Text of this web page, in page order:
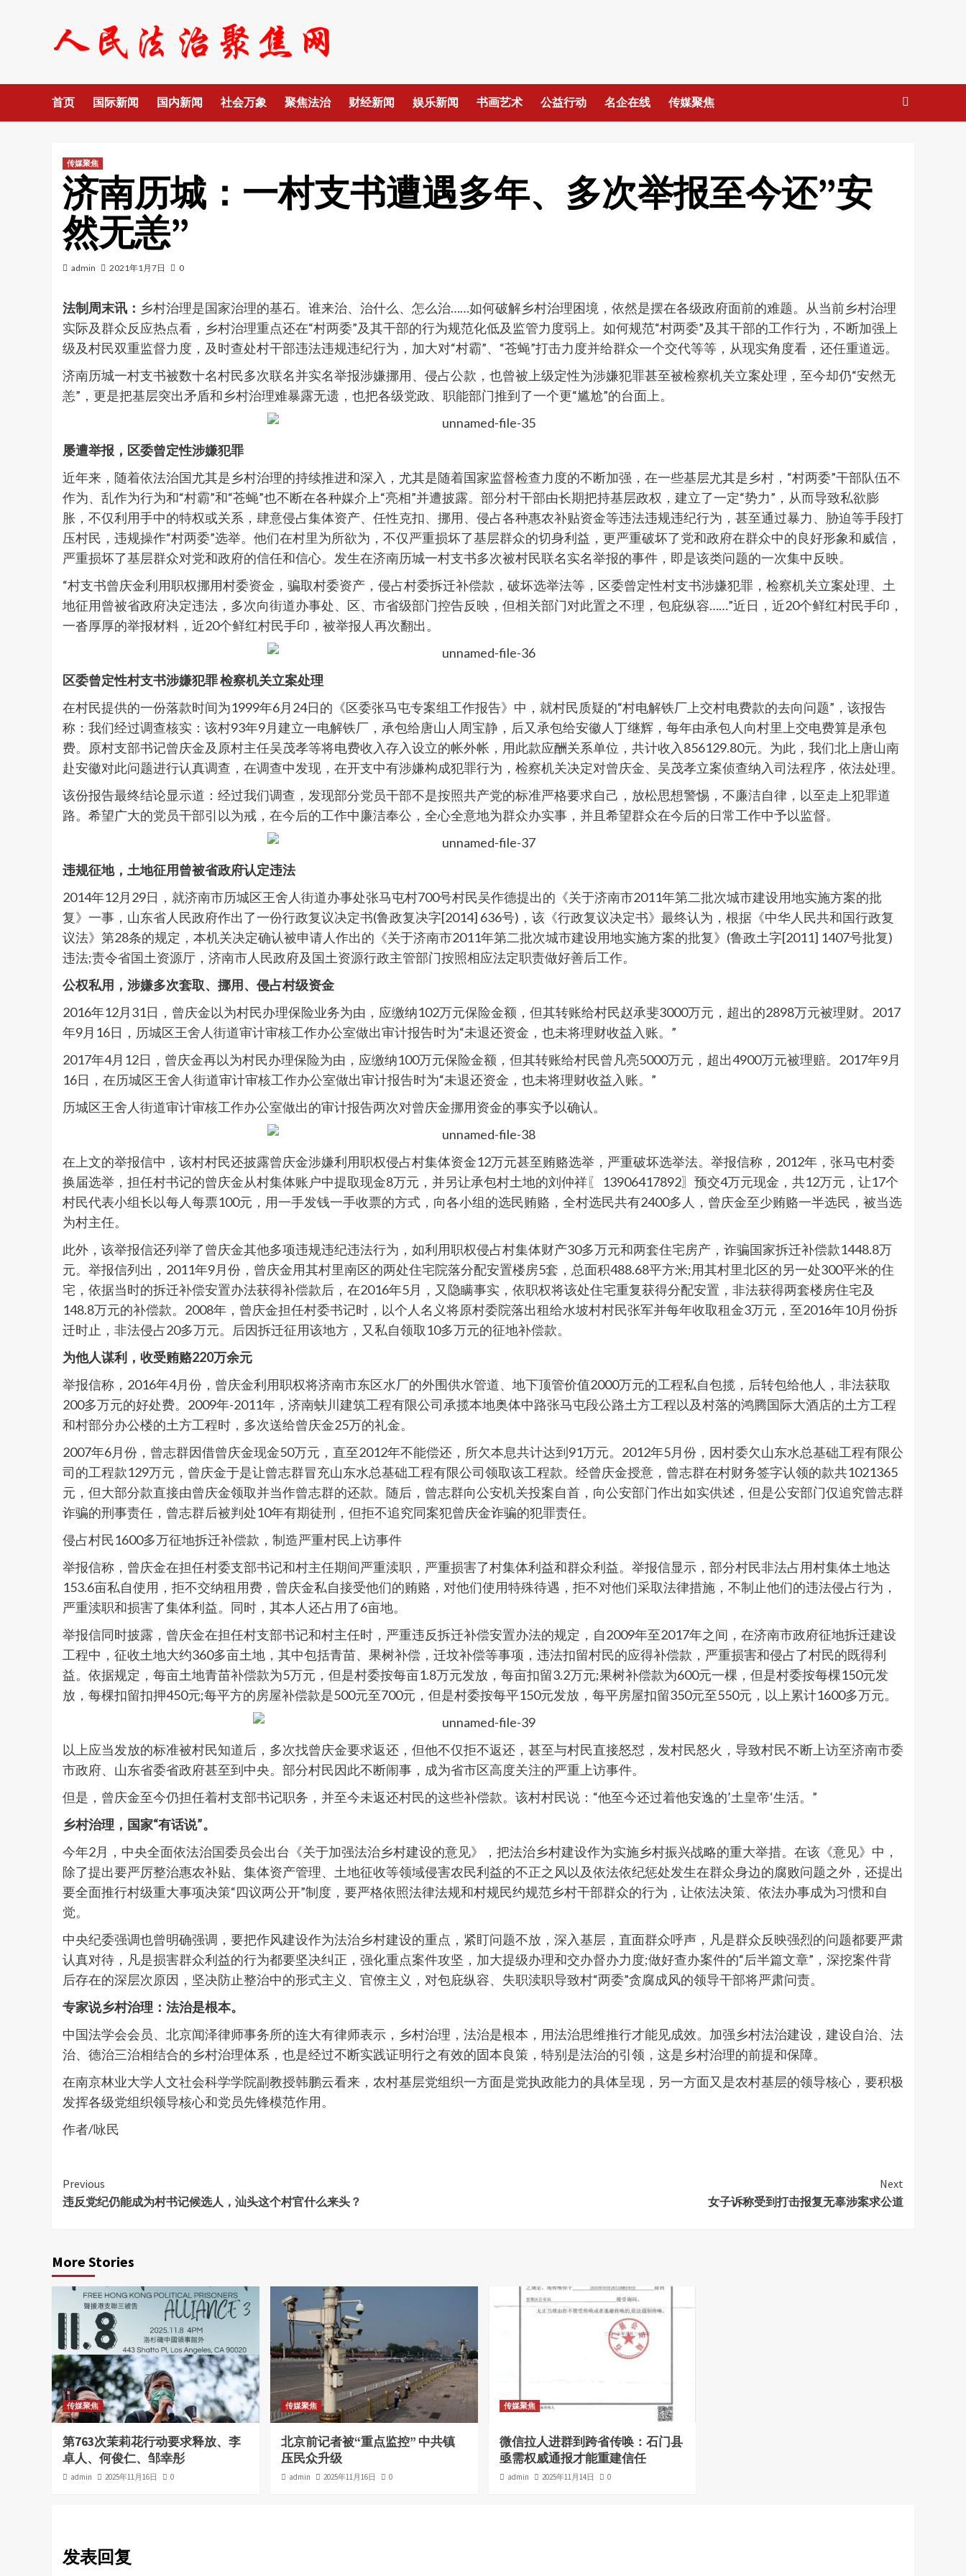
首页 国际新闻 国内新闻 社会万象 聚焦法治 财经新闻 娱乐新闻 书画艺术 公益行动 名企在线 传媒聚焦
传媒聚焦
济南历城：一村支书遭遇多年、多次举报至今还”安
然无恙”
admin 2021年1月7日 0
法制周末讯： 乡村治理是国家治理的基石。谁来治、治什么、怎么治……如何破解乡村治理困境，依然是摆在各级政府面前的难题。从当前乡村治理
实际及群众反应热点看，乡村治理重点还在“村两委”及其干部的行为规范化低及监管力度弱上。如何规范“村两委”及其干部的工作行为，不断加强上
级及村民双重监督力度，及时查处村干部违法违规违纪行为，加大对“村霸”、“苍蝇”打击力度并给群众一个交代等等，从现实角度看，还任重道远。
济南历城一村支书被数十名村民多次联名并实名举报涉嫌挪用、侵占公款，也曾被上级定性为涉嫌犯罪甚至被检察机关立案处理，至今却仍“安然无
恙”，更是把基层突出矛盾和乡村治理难暴露无遗，也把各级党政、职能部门推到了一个更“尴尬”的台面上。
屡遭举报，区委曾定性涉嫌犯罪
近年来，随着依法治国尤其是乡村治理的持续推进和深入，尤其是随着国家监督检查力度的不断加强，在一些基层尤其是乡村，“村两委”干部队伍不
作为、乱作为行为和“村霸”和“苍蝇”也不断在各种媒介上“亮相”并遭披露。部分村干部由长期把持基层政权，建立了一定“势力”，从而导致私欲膨
胀，不仅利用手中的特权或关系，肆意侵占集体资产、任性克扣、挪用、侵占各种惠农补贴资金等违法违规违纪行为，甚至通过暴力、胁迫等手段打
压村民，违规操作“村两委”选举。他们在村里为所欲为，不仅严重损坏了基层群众的切身利益，更严重破坏了党和政府在群众中的良好形象和威信，
严重损坏了基层群众对党和政府的信任和信心。发生在济南历城一村支书多次被村民联名实名举报的事件，即是该类问题的一次集中反映。
“村支书曾庆金利用职权挪用村委资金，骗取村委资产，侵占村委拆迁补偿款，破坏选举法等，区委曾定性村支书涉嫌犯罪，检察机关立案处理、土
地征用曾被省政府决定违法，多次向街道办事处、区、市省级部门控告反映，但相关部门对此置之不理，包庇纵容……”近日，近20个鲜红村民手印，
一沓厚厚的举报材料，近20个鲜红村民手印，被举报人再次翻出。
区委曾定性村支书涉嫌犯罪 检察机关立案处理
在村民提供的一份落款时间为1999年6月24日的《区委张马屯专案组工作报告》中，就村民质疑的“村电解铁厂上交村电费款的去向问题”，该报告
称：我们经过调查核实：该村93年9月建立一电解铁厂，承包给唐山人周宝静，后又承包给安徽人丁继辉，每年由承包人向村里上交电费算是承包
费。原村支部书记曾庆金及原村主任吴茂孝等将电费收入存入设立的帐外帐，用此款应酬关系单位，共计收入856129.80元。为此，我们北上唐山南
赴安徽对此问题进行认真调查，在调查中发现，在开支中有涉嫌构成犯罪行为，检察机关决定对曾庆金、吴茂孝立案侦查纳入司法程序，依法处理。
该份报告最终结论显示道：经过我们调查，发现部分党员干部不是按照共产党的标准严格要求自己，放松思想警惕，不廉洁自律，以至走上犯罪道
路。希望广大的党员干部引以为戒，在今后的工作中廉洁奉公，全心全意地为群众办实事，并且希望群众在今后的日常工作中予以监督。
违规征地，土地征用曾被省政府认定违法
2014年12月29日，就济南市历城区王舍人街道办事处张马屯村700号村民吴作德提出的《关于济南市2011年第二批次城市建设用地实施方案的批
复》一事，山东省人民政府作出了一份行政复议决定书(鲁政复决字[2014] 636号)，该《行政复议决定书》最终认为，根据《中华人民共和国行政复
议法》第28条的规定，本机关决定确认被申请人作出的《关于济南市2011年第二批次城市建设用地实施方案的批复》(鲁政土字[2011] 1407号批复)
违法;责令省国土资源厅，济南市人民政府及国土资源行政主管部门按照相应法定职责做好善后工作。
公权私用，涉嫌多次套取、挪用、侵占村级资金
2016年12月31日，曾庆金以为村民办理保险业务为由，应缴纳102万元保险金额，但其转账给村民赵承斐3000万元，超出的2898万元被理财。2017
年9月16日，历城区王舍人街道审计审核工作办公室做出审计报告时为“未退还资金，也未将理财收益入账。”
2017年4月12日，曾庆金再以为村民办理保险为由，应缴纳100万元保险金额，但其转账给村民曾凡亮5000万元，超出4900万元被理赔。2017年9月
16日，在历城区王舍人街道审计审核工作办公室做出审计报告时为“未退还资金，也未将理财收益入账。”
历城区王舍人街道审计审核工作办公室做出的审计报告两次对曾庆金挪用资金的事实予以确认。
在上文的举报信中，该村村民还披露曾庆金涉嫌利用职权侵占村集体资金12万元甚至贿赂选举，严重破坏选举法。举报信称，2012年，张马屯村委
换届选举，担任村书记的曾庆金从村集体账户中提取现金8万元，并另让承包村土地的刘仲祥〖 13906417892〗预交4万元现金，共12万元，让17个
村民代表小组长以每人每票100元，用一手发钱一手收票的方式，向各小组的选民贿赂，全村选民共有2400多人，曾庆金至少贿赂一半选民，被当选
为村主任。
此外，该举报信还列举了曾庆金其他多项违规违纪违法行为，如利用职权侵占村集体财产30多万元和两套住宅房产，诈骗国家拆迁补偿款1448.8万
元。举报信列出，2011年9月份，曾庆金用其村里南区的两处住宅院落分配安置楼房5套，总面积488.68平方米;用其村里北区的另一处300平米的住
宅，依据当时的拆迁补偿安置办法获得补偿款后，在2016年5月，又隐瞒事实，依职权将该处住宅重复获得分配安置，非法获得两套楼房住宅及
148.8万元的补偿款。2008年，曾庆金担任村委书记时，以个人名义将原村委院落出租给水坡村村民张军并每年收取租金3万元，至2016年10月份拆
迁时止，非法侵占20多万元。后因拆迁征用该地方，又私自领取10多万元的征地补偿款。
为他人谋利，收受贿赂220万余元
举报信称，2016年4月份，曾庆金利用职权将济南市东区水厂的外围供水管道、地下顶管价值2000万元的工程私自包揽，后转包给他人，非法获取
200多万元的好处费。2009年-2011年，济南蚨川建筑工程有限公司承揽本地奥体中路张马屯段公路土方工程以及村落的鸿腾国际大酒店的土方工程
和村部分办公楼的土方工程时，多次送给曾庆金25万的礼金。
2007年6月份，曾志群因借曾庆金现金50万元，直至2012年不能偿还，所欠本息共计达到91万元。2012年5月份，因村委欠山东水总基础工程有限公
司的工程款129万元，曾庆金于是让曾志群冒充山东水总基础工程有限公司领取该工程款。经曾庆金授意，曾志群在村财务签字认领的款共1021365
元，但大部分款直接由曾庆金领取并当作曾志群的还款。随后，曾志群向公安机关投案自首，向公安部门作出如实供述，但是公安部门仅追究曾志群
诈骗的刑事责任，曾志群后被判处10年有期徒刑，但拒不追究同案犯曾庆金诈骗的犯罪责任。
侵占村民1600多万征地拆迁补偿款，制造严重村民上访事件
举报信称，曾庆金在担任村委支部书记和村主任期间严重渎职，严重损害了村集体利益和群众利益。举报信显示，部分村民非法占用村集体土地达
153.6亩私自使用，拒不交纳租用费，曾庆金私自接受他们的贿赂，对他们使用特殊待遇，拒不对他们采取法律措施，不制止他们的违法侵占行为，
严重渎职和损害了集体利益。同时，其本人还占用了6亩地。
举报信同时披露，曾庆金在担任村支部书记和村主任时，严重违反拆迁补偿安置办法的规定，自2009年至2017年之间，在济南市政府征地拆迁建设
工程中，征收土地大约360多亩土地，其中包括青苗、果树补偿，迁坟补偿等事项，违法扣留村民的应得补偿款，严重损害和侵占了村民的既得利
益。依据规定，每亩土地青苗补偿款为5万元，但是村委按每亩1.8万元发放，每亩扣留3.2万元;果树补偿款为600元一棵，但是村委按每棵150元发
放，每棵扣留扣押450元;每平方的房屋补偿款是500元至700元，但是村委按每平150元发放，每平房屋扣留350元至550元，以上累计1600多万元。
以上应当发放的标准被村民知道后，多次找曾庆金要求返还，但他不仅拒不返还，甚至与村民直接怒怼，发村民怒火，导致村民不断上访至济南市委
市政府、山东省委省政府甚至到中央。部分村民因此不断闹事，成为省市区高度关注的严重上访事件。
但是，曾庆金至今仍担任着村支部书记职务，并至今未返还村民的这些补偿款。该村村民说：“他至今还过着他安逸的’土皇帝‘生活。”
乡村治理，国家“有话说”。
今年2月，中央全面依法治国委员会出台《关于加强法治乡村建设的意见》，把法治乡村建设作为实施乡村振兴战略的重大举措。在该《意见》中，
除了提出要严厉整治惠农补贴、集体资产管理、土地征收等领域侵害农民利益的不正之风以及依法依纪惩处发生在群众身边的腐败问题之外，还提出
要全面推行村级重大事项决策“四议两公开”制度，要严格依照法律法规和村规民约规范乡村干部群众的行为，让依法决策、依法办事成为习惯和自
觉。
中央纪委强调也曾明确强调，要把作风建设作为法治乡村建设的重点，紧盯问题不放，深入基层，直面群众呼声，凡是群众反映强烈的问题都要严肃
认真对待，凡是损害群众利益的行为都要坚决纠正，强化重点案件攻坚，加大提级办理和交办督办力度;做好查办案件的“后半篇文章”，深挖案件背
后存在的深层次原因，坚决防止整治中的形式主义、官僚主义，对包庇纵容、失职渎职导致村“两委”贪腐成风的领导干部将严肃问责。
专家说乡村治理：法治是根本。
中国法学会会员、北京闻泽律师事务所的连大有律师表示，乡村治理，法治是根本，用法治思维推行才能见成效。加强乡村法治建设，建设自治、法
治、德治三治相结合的乡村治理体系，也是经过不断实践证明行之有效的固本良策，特别是法治的引领，这是乡村治理的前提和保障。
在南京林业大学人文社会科学学院副教授韩鹏云看来，农村基层党组织一方面是党执政能力的具体呈现，另一方面又是农村基层的领导核心，要积极
发挥各级党组织领导核心和党员先锋模范作用。
作者/咏民
Continue
Reading
Previous
违反党纪仍能成为村书记候选人，汕头这个村官什么来头？
Next
女子诉称受到打击报复无辜涉案求公道
More Stories
传媒聚焦
第763次茉莉花行动要求释放、李
卓人、何俊仁、邹幸彤
admin 2025年11月16日 0
传媒聚焦
北京前记者被“重点监控” 中共镇
压民众升级
admin 2025年11月16日 0
传媒聚焦
微信拉人进群到跨省传唤：石门县
亟需权威通报才能重建信任
admin 2025年11月14日 0
发表回复